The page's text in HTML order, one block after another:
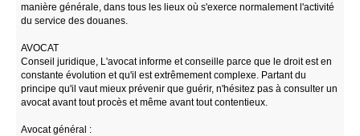
manière générale, dans tous les lieux où s'exerce normalement l'activité
du service des douanes.
AVOCAT
Conseil juridique, L'avocat informe et conseille parce que le droit est en
constante évolution et qu'il est extrêmement complexe. Partant du
principe qu'il vaut mieux prévenir que guérir, n'hésitez pas à consulter un
avocat avant tout procès et même avant tout contentieux.
Avocat général :